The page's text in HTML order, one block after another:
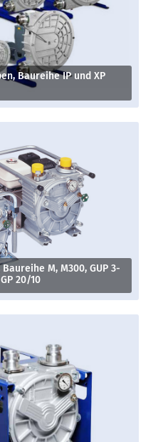
Baureihe IP und XP
M, M300, GUP 3-
20/10